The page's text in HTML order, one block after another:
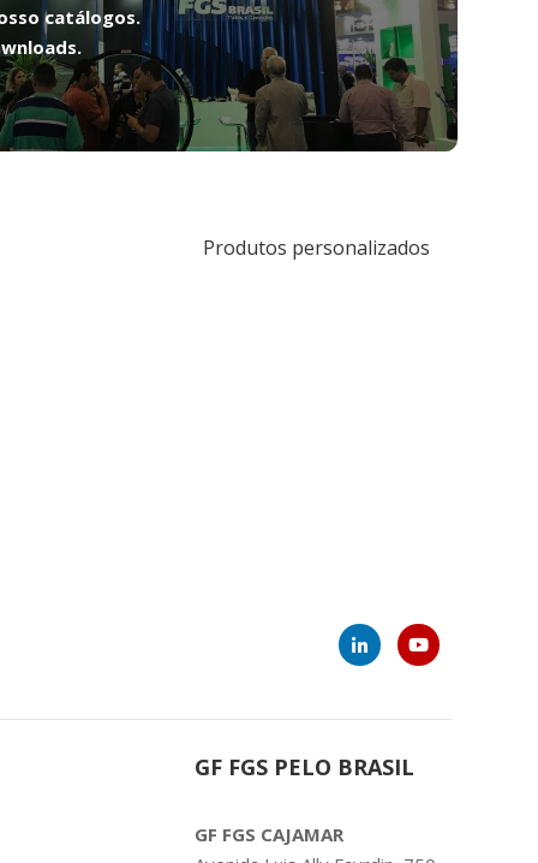
catálogos.
Produtos personalizados
GF FGS PELO BRASIL
GF FGS CAJAMAR